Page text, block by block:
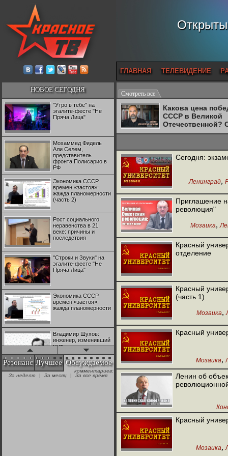
ГЛАВНАЯ ТЕЛЕВИДЕНИЕ
НОВОЕ СЕГОДНЯ
"Утро в тебе" на
эгалите-фесте "Не
Пряча Лица"
Мохаммед Фидель
Али Селем,
представитель
фронта Полисарио в
РФ
Экономика СССР
времен «застоя»:
жажда планомерности
(часть 2)
Рост социального
неравенства в 21
веке: причины и
последствия
"Строки и Звуки" на
эгалите-фесте "Не
Пряча Лица"
Экономика СССР
времен «застоя»:
жажда планомерности
Владимир Шухов:
инженер, изменивший
мир
"Аркадий Коц" на
эгалите-фесте "Не
Резонанс Лучшее Обсуждаемое
комментариев:
За неделю
| За месяц | За все время
Смотреть все
Какова цена
СССР в Великой
Отечественной?
Двуреченский о
Сегодня:
Ленинград,
Приглашение
революция"
Мозаика,
Красный
отделение
Красный
(часть 1)
Мозаика,
Красный
Мозаика,
Ленин об
Красный
Мозаика,